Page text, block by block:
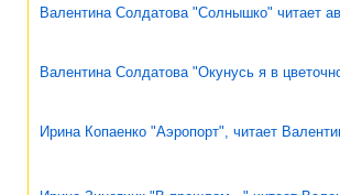
Валентина Солдатова "Солнышко" читает
Валентина Солдатова "Окунусь я в
Ирина Копаенко "Аэропорт", читает